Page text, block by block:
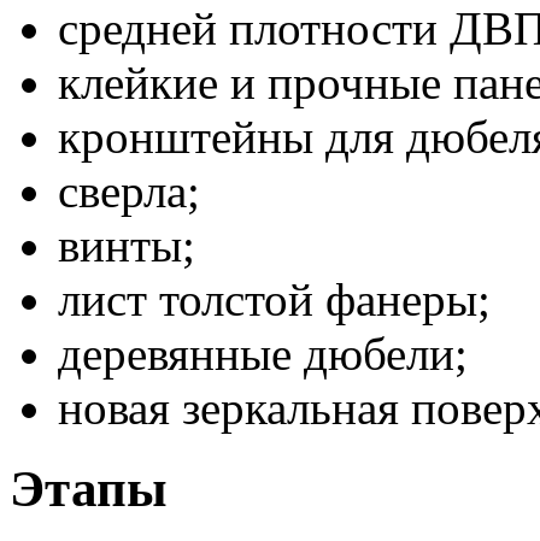
средней плотности
клейкие и прочные
кронштейны для
сверла;
винты;
лист толстой фанеры;
деревянные дюбели;
новая зеркальная
Этапы